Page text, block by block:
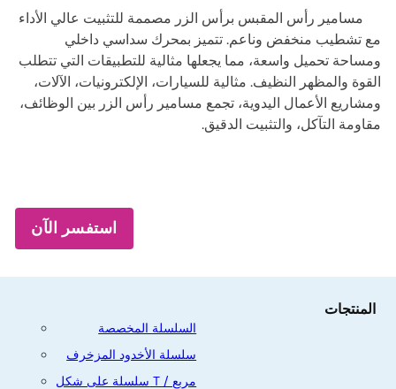
مسامير رأس المقبس برأس الزر مصممة للتثبيت عالي الأداء
مع تشطيب منخفض وناعم. تتميز بمحرك سداسي داخلي
ومساحة تحميل واسعة، مما يجعلها مثالية للتطبيقات التي تتطلب
القوة والمظهر النظيف. مثالية للسيارات، الإلكترونيات، الآلات،
ومشاريع الأعمال اليدوية، تجمع مسامير رأس الزر بين الوظائف،
مقاومة التآكل، والتثبيت الدقيق.
استفسر الآن
المنتجات
السلسلة المخصصة
سلسلة الأخدود المزخرف
سلسلة على شكل T / مربع